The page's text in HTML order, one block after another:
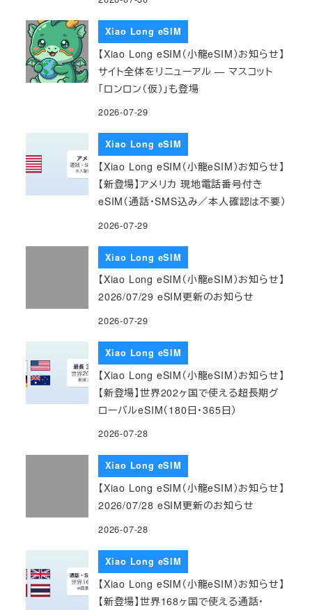
Xiao Long eSIM
【Xiao Long eSIM（小龍eSIM）お知らせ】
サイト全体をリニューアル — マスコット
「ロンロン（仮）」も登場
2026-07-29
Xiao Long eSIM
【Xiao Long eSIM（小龍eSIM）お知らせ】
【新登場】アメリカ 現地電話番号付き
eSIM（通話・SMS込み／本人確認は不要）
2026-07-29
Xiao Long eSIM
【Xiao Long eSIM（小龍eSIM）お知らせ】
2026/07/29 eSIM更新のお知らせ
2026-07-29
Xiao Long eSIM
【Xiao Long eSIM（小龍eSIM）お知らせ】
【新登場】世界202ヶ国で使える超長期グ
ローバルeSIM（180日・365日）
2026-07-28
Xiao Long eSIM
【Xiao Long eSIM（小龍eSIM）お知らせ】
2026/07/28 eSIM更新のお知らせ
2026-07-28
Xiao Long eSIM
【Xiao Long eSIM（小龍eSIM）お知らせ】
【新登場】世界168ヶ国で使える通話・